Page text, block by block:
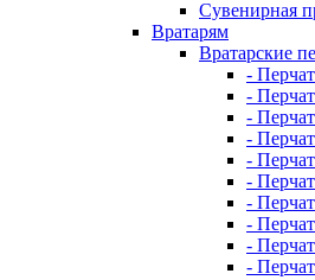
Сувенирная
Вратарям
Вратарские
-
-
-
-
-
-
-
-
-
-